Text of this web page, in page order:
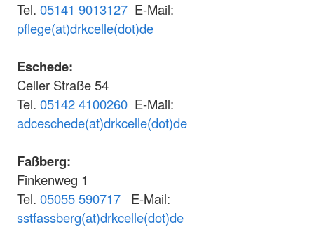
Tel. 05141 9013127 E-Mail:
pflege(at)drkcelle(dot)de
Eschede:
Celler Straße 54
Tel. 05142 4100260 E-Mail:
adceschede(at)drkcelle(dot)de
Faßberg:
Finkenweg 1
Tel. 05055 590717 E-Mail:
sstfassberg(at)drkcelle(dot)de